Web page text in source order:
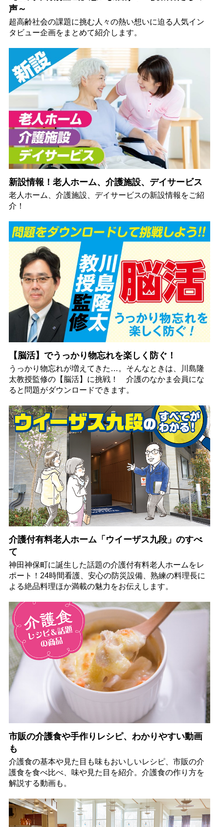
声～
超高齢社会の課題に挑む人々の熱い想いに迫る人気イン
タビュー企画をまとめて紹介します。
新設情報！老人ホーム、介護施設、デイサービス
老人ホーム、介護施設、デイサービスの新設情報をご紹
介！
【脳活】でうっかり物忘れを楽しく防ぐ！
うっかり物忘れが増えてきた…。そんなときは、川島隆
太教授監修の【脳活】に挑戦！ 介護のなかま会員にな
ると問題がダウンロードできます。
介護付有料老人ホーム「ウイーザス九段」のすべ
て
神田神保町に誕生した話題の介護付有料老人ホームをレ
ポート！24時間看護、安心の防災設備、熟練の料理長に
よる絶品料理ほか満載の魅力をお伝えします。
市販の介護食や手作りレシピ、わかりやすい動画
も
介護食の基本や見た目も味もおいしいレシピ、市販の介
護食を食べ比べ、味や見た目を紹介。介護食の作り方を
解説する動画も。